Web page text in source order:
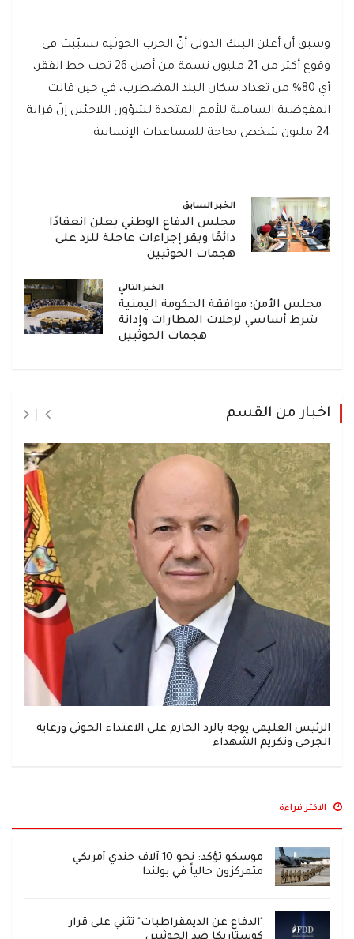
وسبق أن أعلن البنك الدولي أنّ الحرب الحوثية تسبّبت في
وقوع أكثر من 21 مليون نسمة من أصل 26 تحت خط الفقر،
أي 80% من تعداد سكان البلد المضطرب، في حين قالت
المفوضية السامية للأمم المتحدة لشؤون اللاجئين إنّ قرابة
24 مليون شخص بحاجة للمساعدات الإنسانية.
الخبر السابق
مجلس الدفاع الوطني يعلن انعقادًا
دائمًا ويقر إجراءات عاجلة للرد على
هجمات الحوثيين
الخبر التالي
مجلس الأمن: موافقة الحكومة اليمنية
شرط أساسي لرحلات المطارات وإدانة
هجمات الحوثيين
اخبار من القسم
الرئيس العليمي يوجه بالرد الحازم على الاعتداء الحوثي ورعاية
الجرحى وتكريم الشهداء
الاكثر قراءة
موسكو تؤكد: نحو 10 آلاف جندي أمريكي
متمركزون حالياً في بولندا
"الدفاع عن الديمقراطيات" تثني على قرار